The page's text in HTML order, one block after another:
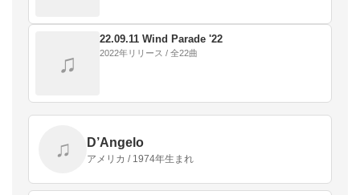
♫
22.09.11 Wind Parade '22
2022年リリース / 全22曲
♫ D’Angelo
アメリカ / 1974年生まれ